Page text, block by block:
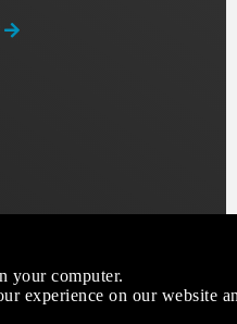
your computer.
experience on our website